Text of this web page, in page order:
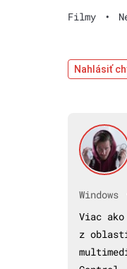
Filmy •
Nahlásiť
Windows
Viac
z